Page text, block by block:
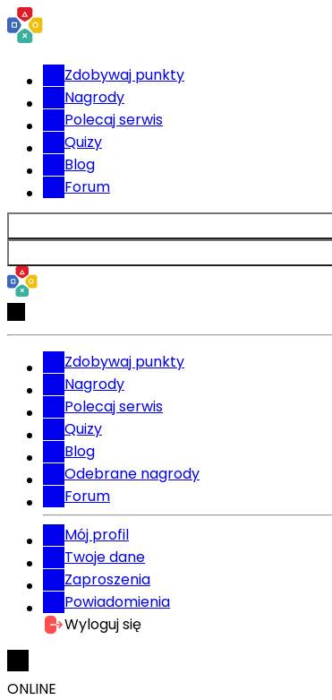
Zdobywaj punkty
Nagrody
Polecaj serwis
Quizy
Blog
Forum
Zdobywaj punkty
Nagrody
Polecaj serwis
Quizy
Blog
Odebrane nagrody
Forum
Mój profil
Twoje dane
Zaproszenia
Powiadomienia
Wyloguj się
ONLINE